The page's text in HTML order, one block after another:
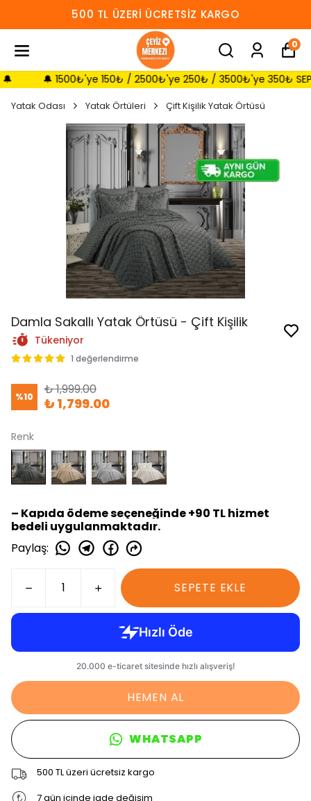
500 TL ÜZERI ÜCRETSIZ KARGO
0
🔔 1500₺'ye 150₺ / 2500₺'ye 250₺ / 3500₺'ye 350₺ SEPETTE
Yatak Odası Yatak Örtüleri Çift Kişilik Yatak Örtüsü
Damla Sakallı Yatak Örtüsü - Çift Kişilik
Tükeniyor
1 değerlendirme
%10 ₺ 1,999.00
₺ 1,799.00
Renk
– Kapıda ödeme seçeneğinde +90 TL hizmet
bedeli uygulanmaktadır.
Paylaş:
SEPETE EKLE
HEMEN AL
WHATSAPP
500 TL üzeri ücretsiz kargo
7 gün içinde iade değişim